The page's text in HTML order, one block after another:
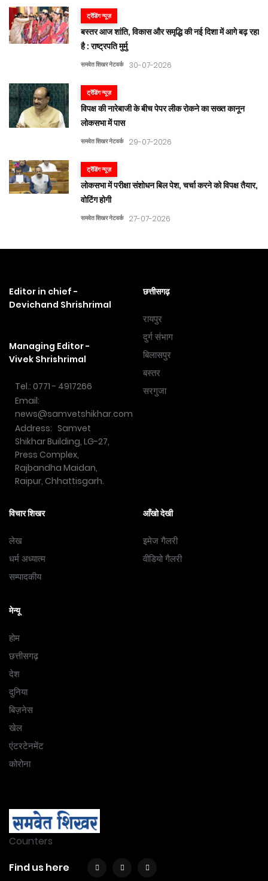
ट्रेंडिंग न्यूज़
बस्तर आज शांति, विकास और समृद्धि की नई दिशा में आगे बढ़ रहा
है : राष्ट्रपति मुर्मु
समवेत शिखर नेटवर्क 30-07-2026
ट्रेंडिंग न्यूज़
विपक्ष की नारेबाजी के बीच पेपर लीक रोकने का सख्त कानून
लोकसभा में पास
समवेत शिखर नेटवर्क 29-07-2026
ट्रेंडिंग न्यूज़
लोकसभा में परीक्षा संशोधन बिल पेश, चर्चा करने को विपक्ष तैयार,
वोटिंग होगी
समवेत शिखर नेटवर्क 27-07-2026
Editor in chief -
Devichand Shrishrimal
Managing Editor -
Vivek Shrishrimal
Tel.: 0771 - 4917266
Email:
news@samvetshikhar.com
Address: Samvet
Shikhar Building, LG-27,
Press Complex,
Rajbandha Maidan,
Raipur, Chhattisgarh.
छत्तीसगढ़
रायपुर
दुर्ग संभाग
बिलासपुर
बस्तर
सरगुजा
विचार शिखर
लेख
धर्म अध्यात्म
सम्पादकीय
आँखो देखी
इमेज गैलरी
वीडियो गैलरी
मेन्यू
होम
छत्तीसगढ़
देश
दुनिया
बिज़नेस
खेल
एंटरटेनमेंट
कोरोना
Counters
Find us here